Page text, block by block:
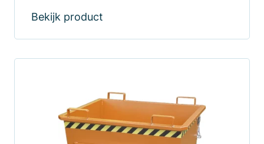
Bekijk product